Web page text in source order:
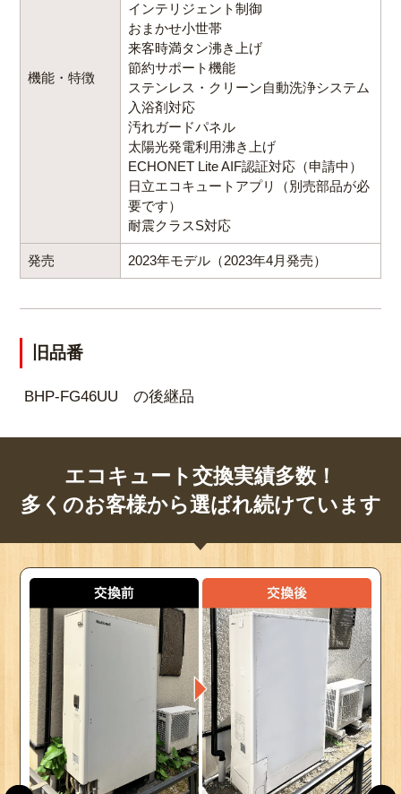
機能・特徴
インテリジェント制御
おまかせ小世帯
来客時満タン沸き上げ
節約サポート機能
ステンレス・クリーン自動洗浄システム
入浴剤対応
汚れガードパネル
太陽光発電利用沸き上げ
ECHONET Lite AIF認証対応（申請中）
日立エコキュートアプリ（別売部品が必
要です）
耐震クラスS対応
発売 2023年モデル（2023年4月発売）
旧品番
BHP-FG46UU の後継品
エコキュート交換実績多数！
多くのお客様から選ばれ続けています